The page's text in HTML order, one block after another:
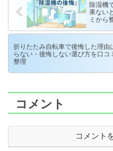
除湿機
果ない
ミから
折りたたみ自転車で後悔した理由
らない・後悔しない選び方を口コ
整理
コメント
コメント